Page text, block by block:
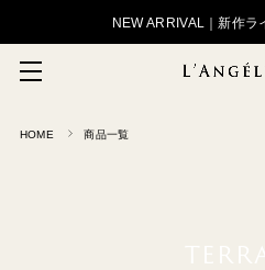
NEW ARRIVAL｜新作ラ
HOME 商品一覧